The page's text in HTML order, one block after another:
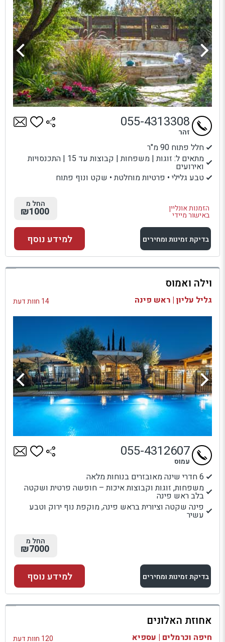
חלל פתוח 90 מ"ר
מתאים ל: זוגות | משפחות | קבוצות עד 15 | התכנסויות
ואירועים
טבע גלילי • פרטיות מוחלטת • שקט ונוף פתוח
הזמנות אונליין
באישור מיידי
055-4313308
זהר
החל מ
₪1000
בדיקת זמינות ומחירים
למתחם זה
בדיקת זמינות ומחירים
למידע נוסף
וילה ואמוס
גליל עליון | ראש פינה 14 חוות דעת
6 חדרי שינה מאובזרים בנוחות מלאה
משפחות, זוגות וקבוצות איכות – חופשה פרטית ושקטה
בלב ראש פינה
פינה שקטה וציורית בראש פינה, מוקפת נוף ירוק וטבע
עשיר
055-4312607
עמוס
החל מ
₪7000
בדיקת זמינות ומחירים
למתחם זה
בדיקת זמינות ומחירים
למידע נוסף
אחוזת האלונים
חיפה וכרמלים | עספיא 120 חוות דעת